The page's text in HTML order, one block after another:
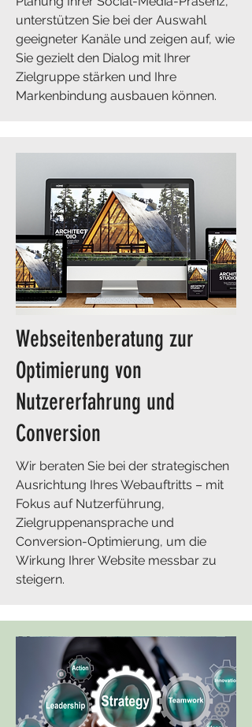
unterstützen Sie bei der Auswahl
geeigneter Kanäle und zeigen auf, wie
Sie gezielt den Dialog mit Ihrer
Zielgruppe stärken und Ihre
Markenbindung ausbauen können.
​Webseitenberatung zur
Optimierung von
Nutzererfahrung und
Conversion
Wir beraten Sie bei der strategischen
Ausrichtung Ihres Webauftritts – mit
Fokus auf Nutzerführung,
Zielgruppenansprache und
Conversion-Optimierung, um die
Wirkung Ihrer Website messbar zu
steigern.